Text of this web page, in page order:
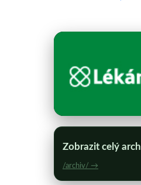
Zobrazit celý
/archiv/ →